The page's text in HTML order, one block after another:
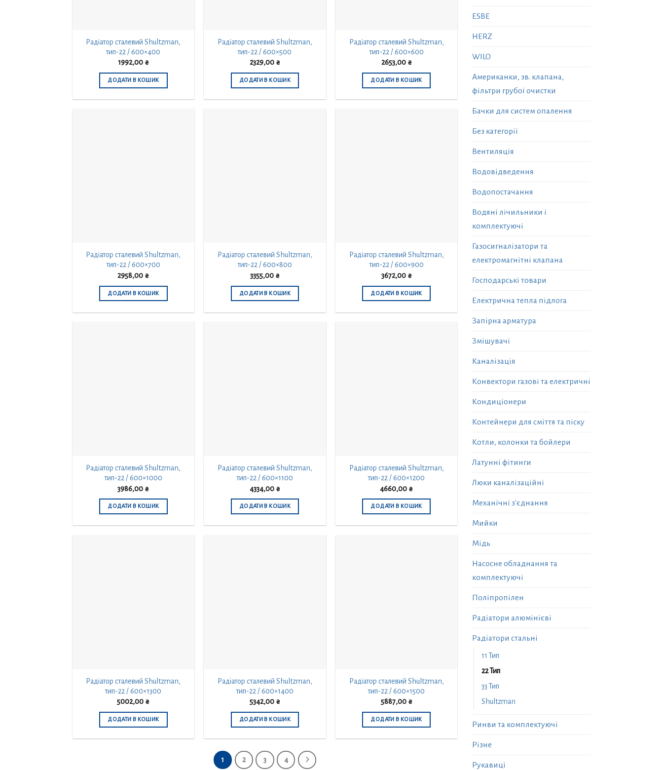
Радіатор сталевий Shultzman,
тип-22 / 600×400
1992,00 ₴
ДОДАТИ В КОШИК
Радіатор сталевий Shultzman,
тип-22 / 600×500
2329,00 ₴
ДОДАТИ В КОШИК
Радіатор сталевий Shultzman,
тип-22 / 600×600
2653,00 ₴
ДОДАТИ В КОШИК
Радіатор сталевий Shultzman,
тип-22 / 600×700
2958,00 ₴
ДОДАТИ В КОШИК
Радіатор сталевий Shultzman,
тип-22 / 600×800
3355,00 ₴
ДОДАТИ В КОШИК
Радіатор сталевий Shultzman,
тип-22 / 600×900
3672,00 ₴
ДОДАТИ В КОШИК
Радіатор сталевий Shultzman,
тип-22 / 600×1000
3986,00 ₴
ДОДАТИ В КОШИК
Радіатор сталевий Shultzman,
тип-22 / 600×1100
4334,00 ₴
ДОДАТИ В КОШИК
Радіатор сталевий Shultzman,
тип-22 / 600×1200
4660,00 ₴
ДОДАТИ В КОШИК
Радіатор сталевий Shultzman,
тип-22 / 600×1300
5002,00 ₴
ДОДАТИ В КОШИК
Радіатор сталевий Shultzman,
тип-22 / 600×1400
5342,00 ₴
ДОДАТИ В КОШИК
Радіатор сталевий Shultzman,
тип-22 / 600×1500
5887,00 ₴
ДОДАТИ В КОШИК
1 2 3 4
ESBE
HERZ
WILO
Американки, зв. клапана,
фільтри грубої очистки
Бачки для систем опалення
Без категорії
Вентиляція
Водовідведення
Водопостачання
Водяні лічильники і
комплектуючі
Газосигналізатори та
електромагнітні клапана
Господарські товари
Електрична тепла підлога
Запірна арматура
Змішувачі
Каналізація
Конвектори газові та електричні
Кондиціонери
Контейнери для сміття та піску
Котли, колонки та бойлери
Латунні фітинги
Люки каналізаційні
Механічні з'єднання
Мийки
Мідь
Насосне обладнання та
комплектуючі
Поліпропілен
Радіатори алюмінієві
Радіатори стальні
11 Тип
22 Тип
33 Тип
Shultzman
Ринви та комплектуючі
Різне
Рукавиці